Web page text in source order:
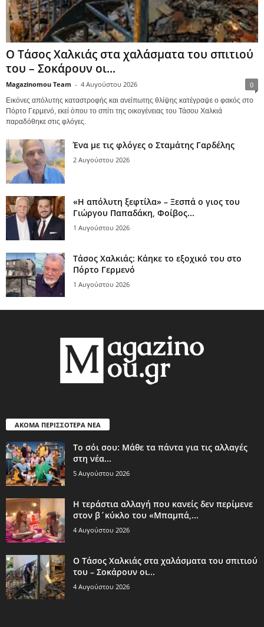
Ο Τάσος Χαλκιάς στα χαλάσματα του σπιτιού
του – Σοκάρουν οι...
Magazinomou Team - 4 Αυγούστου 2026 0
Εικόνες απόλυτης καταστροφής και ανείπωτης θλίψης κατέγραψε ο φακός στο
Πόρτο Γερμενό, εκεί όπου το σπίτι της οικογένειας του Τάσου Χαλκιά
παραδόθηκε στις φλόγες.
Ένα με τις φλόγες ο Σταμάτης Γαρδέλης
2 Αυγούστου 2026
«Η απόλυτη ξεφτίλα» – Ξεσπά ο γιος του
Γιώργου Παπαδάκη, Φοίβος...
1 Αυγούστου 2026
Τάσος Χαλκιάς: Κάηκε το εξοχικό του στο
Πόρτο Γερμενό
1 Αυγούστου 2026
ΑΚΟΜΑ ΠΕΡΙΣΣΟΤΕΡΑ ΝΕΑ
Το σόι σου: Μάθε τα πάντα για τις αλλαγές
στη νέα...
5 Αυγούστου 2026
Η τεράστια αλλαγή που κανείς δεν περίμενε
στον β΄κύκλο του «Μπαμπά,...
4 Αυγούστου 2026
Ο Τάσος Χαλκιάς στα χαλάσματα του σπιτιού
του – Σοκάρουν οι...
4 Αυγούστου 2026